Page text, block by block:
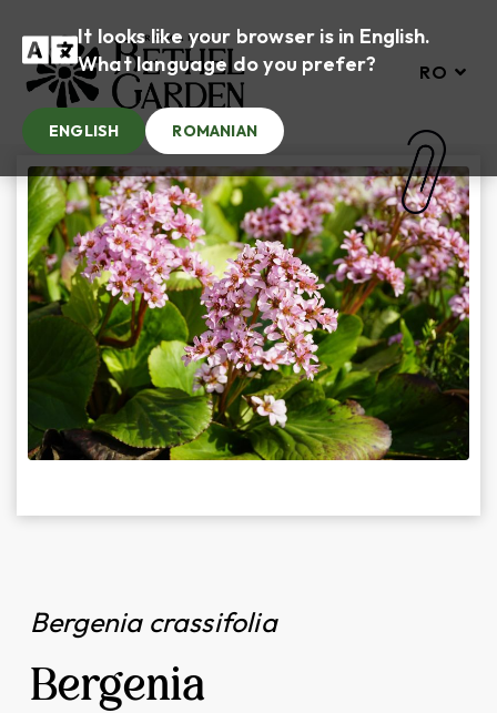
RO
Bergenia crassifolia
Bergenia
It looks like your browser is in English.
What language do you prefer?
ENGLISH ROMANIAN